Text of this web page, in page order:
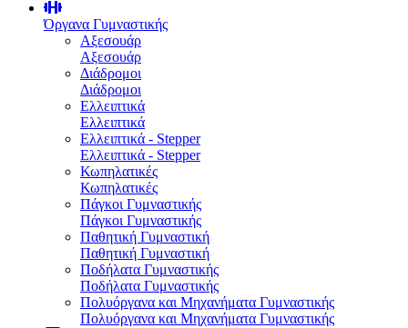
Όργανα Γυμναστικής
Αξεσουάρ
Αξεσουάρ
Διάδρομοι
Διάδρομοι
Ελλειπτικά
Ελλειπτικά
Ελλειπτικά - Stepper
Ελλειπτικά - Stepper
Κωπηλατικές
Κωπηλατικές
Πάγκοι Γυμναστικής
Πάγκοι Γυμναστικής
Παθητική Γυμναστική
Παθητική Γυμναστική
Ποδήλατα Γυμναστικής
Ποδήλατα Γυμναστικής
Πολυόργανα και Μηχανήματα Γυμναστικής
Πολυόργανα και Μηχανήματα Γυμναστικής